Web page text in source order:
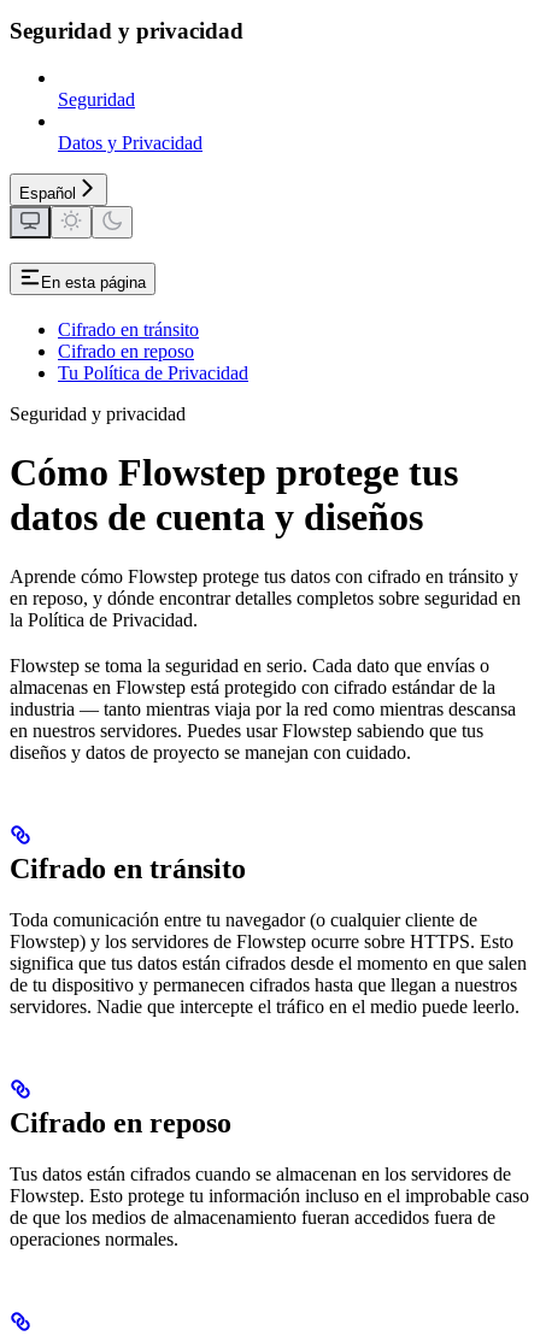
Seguridad y privacidad
Seguridad
Datos y Privacidad
Español
En esta página
Cifrado en tránsito
Cifrado en reposo
Tu Política de Privacidad
Seguridad y privacidad
Cómo Flowstep protege tus
datos de cuenta y diseños
Aprende cómo Flowstep protege tus datos con cifrado en tránsito y
en reposo, y dónde encontrar detalles completos sobre seguridad en
la Política de Privacidad.
Flowstep se toma la seguridad en serio. Cada dato que envías o
almacenas en Flowstep está protegido con cifrado estándar de la
industria — tanto mientras viaja por la red como mientras descansa
en nuestros servidores. Puedes usar Flowstep sabiendo que tus
diseños y datos de proyecto se manejan con cuidado.
Cifrado en tránsito
Toda comunicación entre tu navegador (o cualquier cliente de
Flowstep) y los servidores de Flowstep ocurre sobre HTTPS. Esto
significa que tus datos están cifrados desde el momento en que salen
de tu dispositivo y permanecen cifrados hasta que llegan a nuestros
servidores. Nadie que intercepte el tráfico en el medio puede leerlo.
Cifrado en reposo
Tus datos están cifrados cuando se almacenan en los servidores de
Flowstep. Esto protege tu información incluso en el improbable caso
de que los medios de almacenamiento fueran accedidos fuera de
operaciones normales.